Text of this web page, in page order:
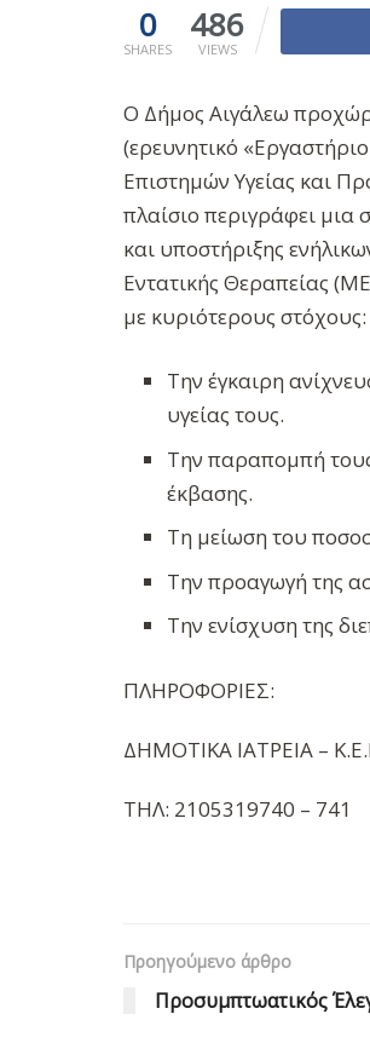
0
SHARES
486
VIEWS
Ο Δήμος Αιγάλεω
(ερευνητικό
Επιστημών Υγείας και
πλαίσιο περιγράφει
και υποστήριξης
Εντατικής Θεραπείας
με κυριότερους στόχους:
Την έγκαιρη
υγείας τους.
Την παραπομπή
έκβασης.
Τη μείωση του
Την προαγωγή της
Την ενίσχυση της
ΠΛΗΡΟΦΟΡΙΕΣ:
ΔΗΜΟΤΙΚΑ ΙΑΤΡΕΙΑ –
ΤΗΛ: 2105319740 – 741
Προηγούμενο άρθρο
Προσυμπτωατικός